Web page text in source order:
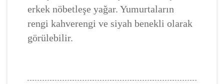
erkek nöbetleşe yağar. Yumurtaların
rengi kahverengi ve siyah benekli olarak
görülebilir.